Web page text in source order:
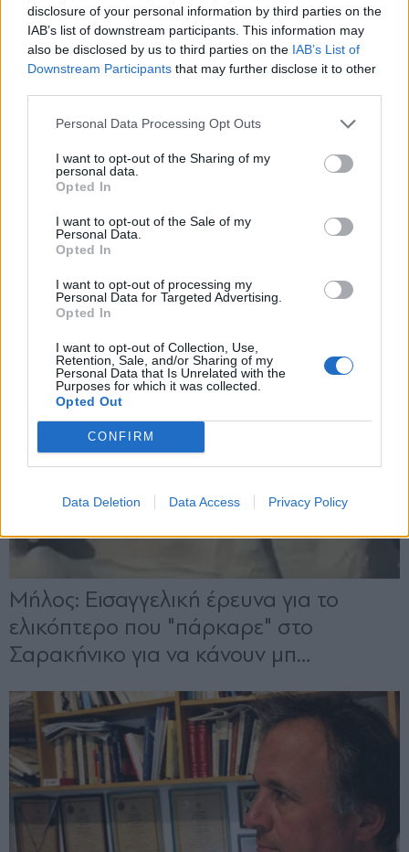
disclosure of your personal information by third parties on the
IAB’s list of downstream participants. This information may
also be disclosed by us to third parties on the IAB’s List of
Downstream Participants that may further disclose it to other
Personal Data Processing Opt Outs
I want to opt-out of the Sharing of my
personal data.
Opted In
I want to opt-out of the Sale of my
Personal Data.
Opted In
I want to opt-out of processing my
Personal Data for Targeted Advertising.
Opted In
I want to opt-out of Collection, Use,
Retention, Sale, and/or Sharing of my
Personal Data that Is Unrelated with the
Purposes for which it was collected.
Opted Out
CONFIRM
Data Deletion Data Access Privacy Policy
Εγγραφή στο newsletter
Αποδέχομαι τους
και την πολιτική απορρήτου
X